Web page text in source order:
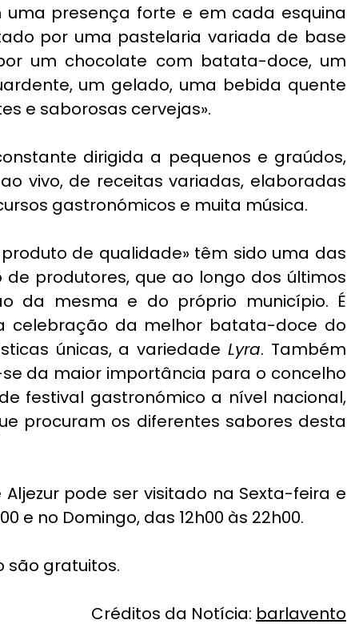
presença forte e em cada esquina
por uma pastelaria variada de base
um chocolate com batata-doce, um
um gelado, uma bebida quente
e saborosas cervejas».
dirigida a pequenos e graúdos,
vivo, de receitas variadas, elaboradas
gastronómicos e muita música.
de qualidade» têm sido uma das
produtores, que ao longo dos últimos
da mesma e do próprio município. É
celebração da melhor batata-doce do
únicas, a variedade Lyra. Também
da maior importância para o concelho
festival gastronómico a nível nacional,
procuram os diferentes sabores desta
pode ser visitado na Sexta-feira e
e no Domingo, das 12h00 às 22h00.
são gratuitos.
Créditos da Notícia: barlavento